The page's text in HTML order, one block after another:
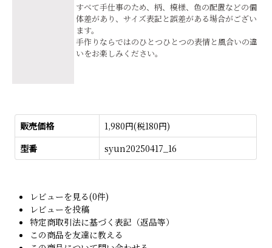
すべて手仕事のため、柄、模様、色の配置などの個
体差があり、サイズ表記と誤差がある場合がござい
ます。
手作りならではのひとつひとつの表情と風合いの違
いをお楽しみください。
販売価格
1,980円(税180円)
型番
syun20250417_16
レビューを見る(0件)
レビューを投稿
特定商取引法に基づく表記（返品等）
この商品を友達に教える